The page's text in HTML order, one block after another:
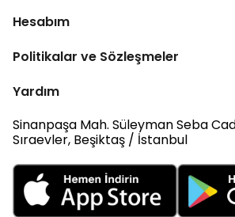
Hesabım
Politikalar ve Sözleşmeler
Yardım
Sinanpaşa Mah. Süleyman Seba
Sıraevler, Beşiktaş / İstanbul